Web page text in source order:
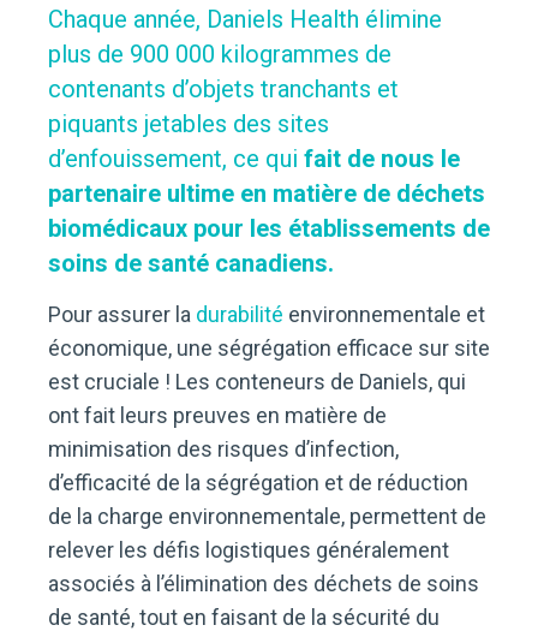
Chaque année, Daniels Health élimine
plus de 900 000 kilogrammes de
contenants d’objets tranchants et
piquants jetables des sites
d’enfouissement, ce qui fait de nous le
partenaire ultime en matière de déchets
biomédicaux pour les établissements de
soins de santé canadiens.
Pour assurer la durabilité environnementale et
économique, une ségrégation efficace sur site
est cruciale ! Les conteneurs de Daniels, qui
ont fait leurs preuves en matière de
minimisation des risques d’infection,
d’efficacité de la ségrégation et de réduction
de la charge environnementale, permettent de
relever les défis logistiques généralement
associés à l’élimination des déchets de soins
de santé, tout en faisant de la sécurité du